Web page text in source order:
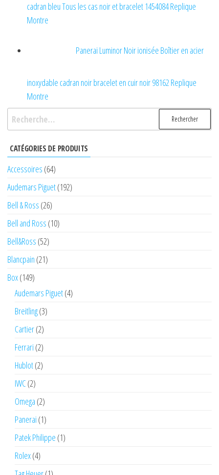
cadran bleu Tous les cas noir et bracelet 1454084 Replique
Montre
Panerai Luminor Noir ionisée Boîtier en acier
inoxydable cadran noir bracelet en cuir noir 98162 Replique
Montre
Rechercher :
CATÉGORIES DE PRODUITS
Accessoires (64)
Audemars Piguet(192)
Bell & Ross (26)
Bell and Ross (10)
Bell&Ross (52)
Blancpain (21)
Box(149)
Audemars Piguet(4)
Breitling(3)
Cartier(2)
Ferrari (2)
Hublot(2)
IWC(2)
Omega (2)
Panerai (1)
Patek Philippe (1)
Rolex(4)